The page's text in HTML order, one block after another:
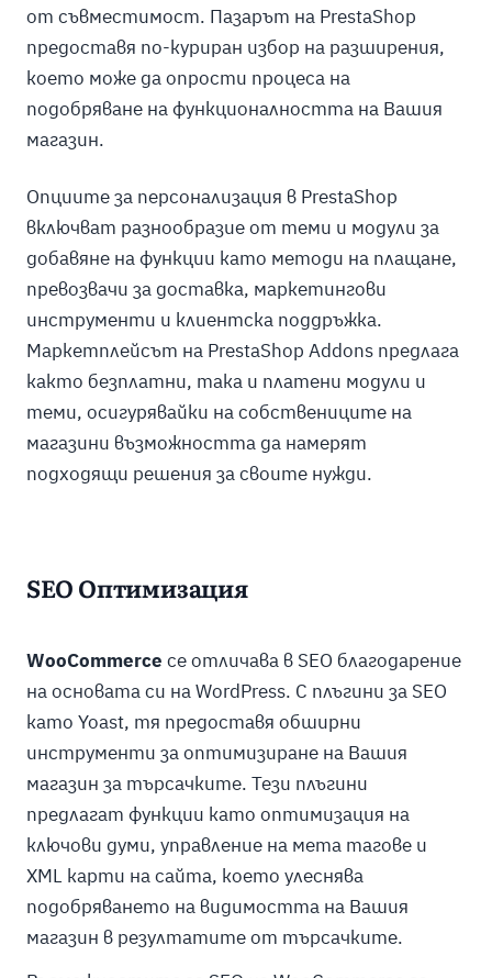
от съвместимост. Пазарът на PrestaShop
предоставя по-куриран избор на разширения,
което може да опрости процеса на
подобряване на функционалността на Вашия
магазин.
Опциите за персонализация в PrestaShop
включват разнообразие от теми и модули за
добавяне на функции като методи на плащане,
превозвачи за доставка, маркетингови
инструменти и клиентска поддръжка.
Маркетплейсът на PrestaShop Addons предлага
както безплатни, така и платени модули и
теми, осигурявайки на собствениците на
магазини възможността да намерят
подходящи решения за своите нужди.
SEO Оптимизация
WooCommerce се отличава в SEO благодарение
на основата си на WordPress. С плъгини за SEO
като Yoast, тя предоставя обширни
инструменти за оптимизиране на Вашия
магазин за търсачките. Тези плъгини
предлагат функции като оптимизация на
ключови думи, управление на мета тагове и
XML карти на сайта, което улеснява
подобряването на видимостта на Вашия
магазин в резултатите от търсачките.